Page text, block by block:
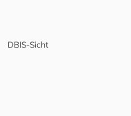
DBIS-Sicht